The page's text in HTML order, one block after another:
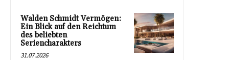
Walden Schmidt Vermögen:
Ein Blick auf den Reichtum
des beliebten
Seriencharakters
31.07.2026